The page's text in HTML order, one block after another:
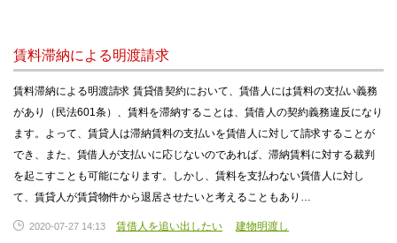
賃料滞納による明渡請求
賃料滞納による明渡請求 賃貸借契約において、賃借人には賃料の支払い義務
があり（民法601条）、賃料を滞納することは、賃借人の契約義務違反になり
ます。よって、賃貸人は滞納賃料の支払いを賃借人に対して請求することが
でき、また、賃借人が支払いに応じないのであれば、滞納賃料に対する裁判
を起こすことも可能になります。しかし、賃料を支払わない賃借人に対し
て、賃貸人が賃貸物件から退居させたいと考えることもあり…
2020-07-27 14:13 賃借人を追い出したい 建物明渡し